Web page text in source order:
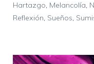
Hartazgo, Melancolía,
Reflexión, Sueños,